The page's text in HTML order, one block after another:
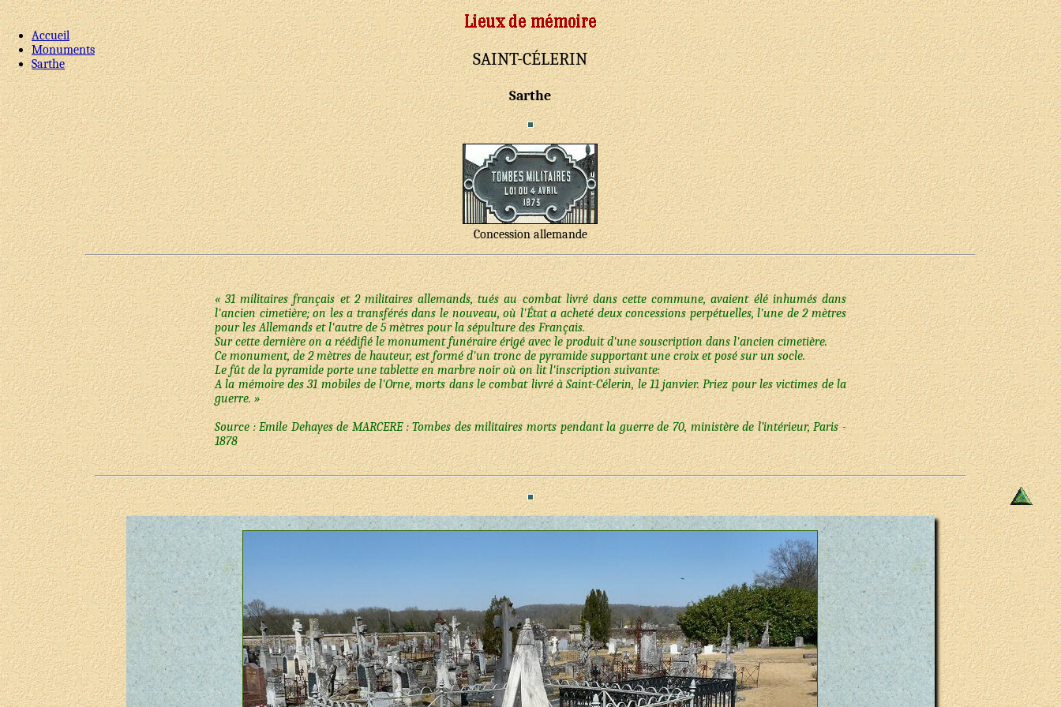
Accueil
Monuments
Sarthe
SAINT-CÉLERIN
Sarthe
Concession allemande
« 31 militaires français et 2 militaires allemands, tués au combat livré dans cette commune, avaient élé inhumés dans
l'ancien cimetière; on les a transférés dans le nouveau, où l'État a acheté deux concessions perpétuelles, l'une de 2 mètres
pour les Allemands et l'autre de 5 mètres pour la sépulture des Français.
Sur cette dernière on a réédifié le monument funéraire érigé avec le produit d'une souscription dans l'ancien cimetière.
Ce monument, de 2 mètres de hauteur, est formé d'un tronc de pyramide supportant une croix et posé sur un socle.
Le fût de la pyramide porte une tablette en marbre noir où on lit l'inscription suivante:
A la mémoire des 31 mobiles de l'Orne, morts dans le combat livré à Saint-Célerin, le 11 janvier. Priez pour les victimes de la
guerre. »
Source : Emile Dehayes de MARCERE : Tombes des militaires morts pendant la guerre de 70, ministère de l’intérieur, Paris -
1878